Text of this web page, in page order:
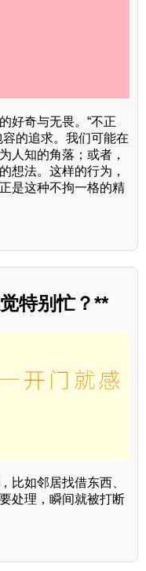
好奇与无畏。“不正
的追求。我们可能在
人知的角落；或者，
想法。这样的行为，
是这种不拘一格的精
特别忙？**
比如邻居找借东西、
处理，瞬间就被打断